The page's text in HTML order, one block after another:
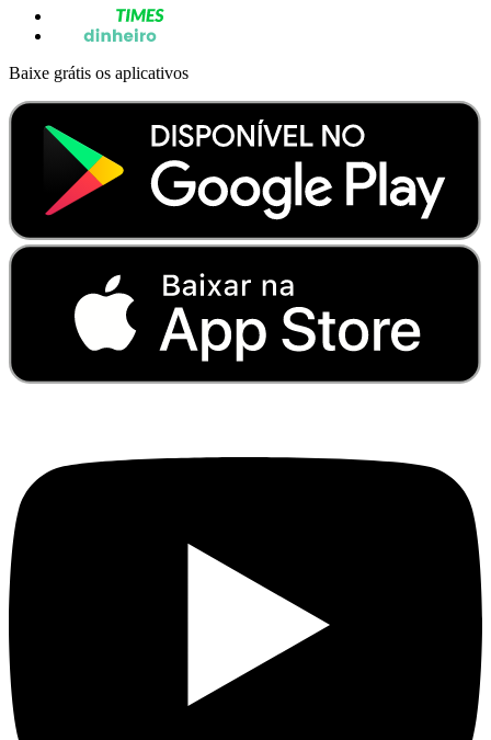
Baixe grátis os aplicativos